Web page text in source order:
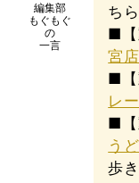
編集部
もぐもぐ
の
一言
ち
■【
宮店
■【
レ
■【
う
歩